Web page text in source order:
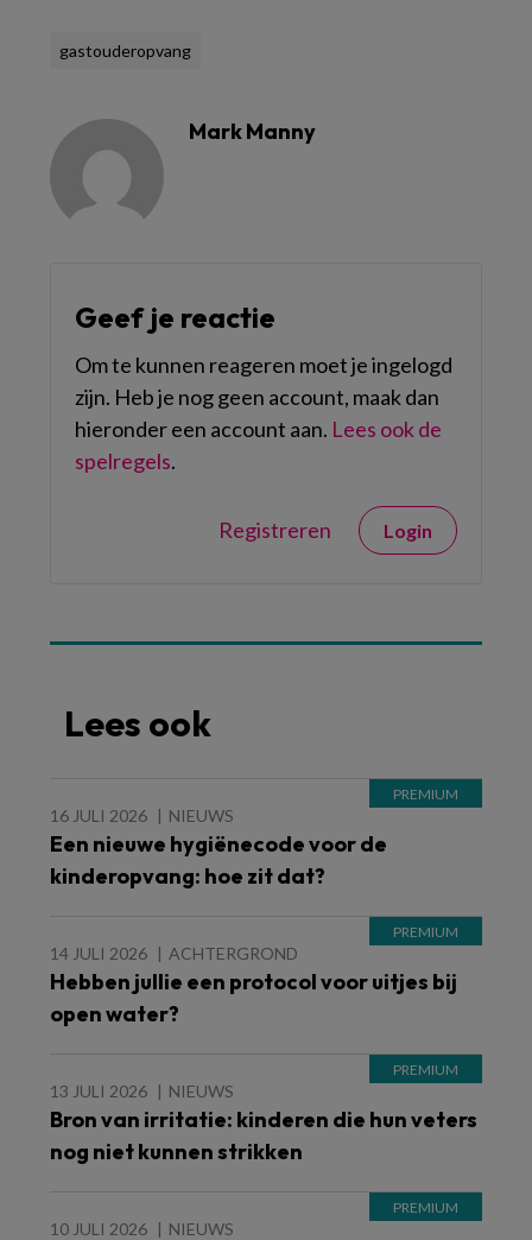
gastouderopvang
Mark Manny
Geef je reactie
Om te kunnen reageren moet je ingelogd
zijn. Heb je nog geen account, maak dan
hieronder een account aan. Lees ook de
spelregels.
Registreren Login
Lees ook
16 JULI 2026 NIEUWS
Een nieuwe hygiënecode voor de
kinderopvang: hoe zit dat?
14 JULI 2026 ACHTERGROND
Hebben jullie een protocol voor uitjes bij
open water?
13 JULI 2026 NIEUWS
Bron van irritatie: kinderen die hun veters
nog niet kunnen strikken
10 JULI 2026 NIEUWS